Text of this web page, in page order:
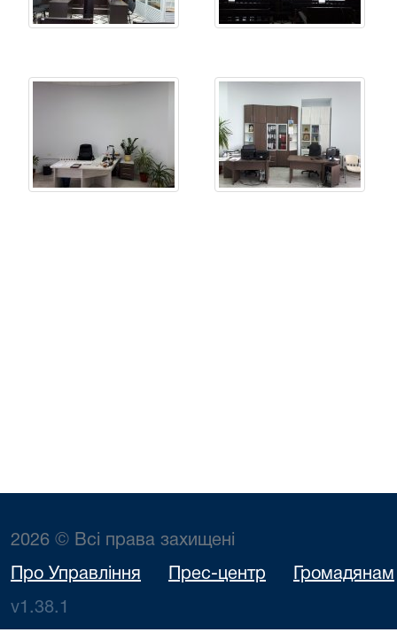
2026 © Всі права захищені
Про Управління Прес-центр Громадянам
v1.38.1